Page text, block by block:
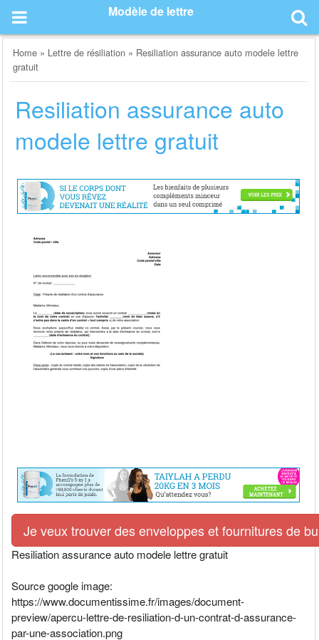
content
Modèle de lettre
Home » Lettre de résiliation » Resiliation assurance auto modele lettre
gratuit
Resiliation assurance auto
modele lettre gratuit
Je veux trouver des enveloppes et fournitures de
Resiliation assurance auto modele lettre gratuit
Source google image:
https://www.documentissime.fr/images/document-
preview/apercu-lettre-de-resiliation-d-un-contrat-d-assurance-
par-une-association.png